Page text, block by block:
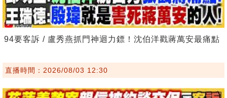
94要客訴 / 盧秀燕抓門神迴力鏢！沈伯洋戳蔣萬安最痛點
直播時間：2026/08/03 12:30